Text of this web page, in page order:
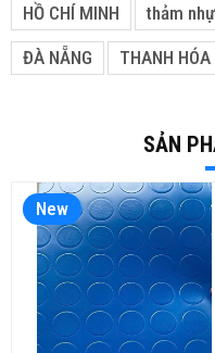
HỒ CHÍ MINH thảm
ĐÀ NẴNG THANH HÓA
SẢN
New